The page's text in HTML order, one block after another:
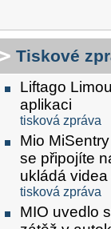
Tiskové
Liftago
aplikaci
tisková zpráva
Mio
se připojíte
ukládá
tisková zpráva
MIO uvedlo